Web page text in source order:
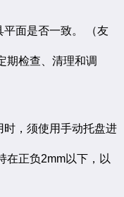
平面是否一致。 （友
期检查、清理和调
时，须使用手动托盘进
在正负2mm以下，以